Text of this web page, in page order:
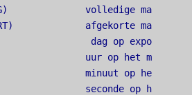
volledige
afgekorte
dag op exportdatum
uur op het moment
minuut op het
seconde op het